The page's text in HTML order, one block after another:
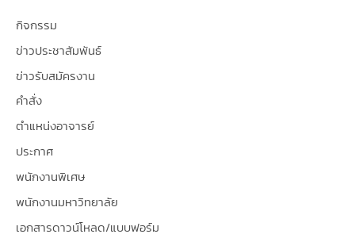
กิจกรรม
ข่าวประชาสัมพันธ์
ข่าวรับสมัครงาน
คำสั่ง
ตำแหน่งอาจารย์
ประกาศ
พนักงานพิเศษ
พนักงานมหาวิทยาลัย
เอกสารดาวน์โหลด/แบบฟอร์ม